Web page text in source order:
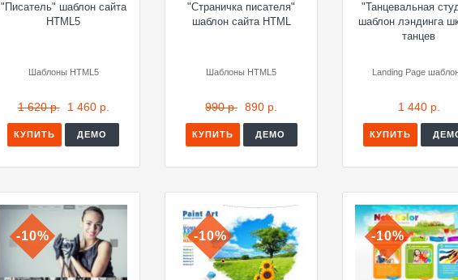
"Писатель" шаблон сайта
HTML5
Шаблоны HTML5
1 620 р. 1 460 р.
КУПИТЬ ДЕМО
"Страничка писателя"
шаблон сайта HTML
Шаблоны HTML5
990 р. 890 р.
КУПИТЬ ДЕМО
"Танцевальная
шаблон лэндинга
танцев
Landing Page
1 440 р.
КУПИТЬ
-10% -10% -10%